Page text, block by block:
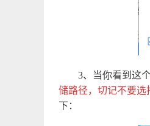
3、当你看到这
储路径，切记不要选
下：